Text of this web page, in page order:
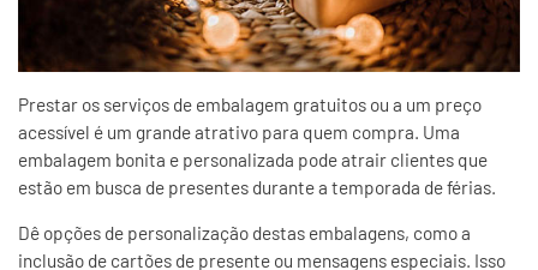
Prestar os serviços de embalagem gratuitos ou a um preço
acessível é um grande atrativo para quem compra. Uma
embalagem bonita e personalizada pode atrair clientes que
estão em busca de presentes durante a temporada de férias.
Dê opções de personalização destas embalagens, como a
inclusão de cartões de presente ou mensagens especiais. Isso